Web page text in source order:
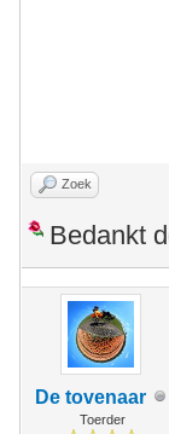
Zoek
Bedankt
De tovenaar
Toerder